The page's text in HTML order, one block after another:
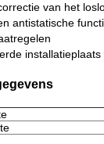
van het
antistatische